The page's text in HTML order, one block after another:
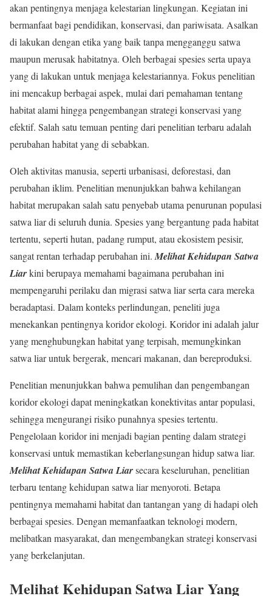
akan pentingnya menjaga kelestarian lingkungan. Kegiatan ini
bermanfaat bagi pendidikan, konservasi, dan pariwisata. Asalkan
di lakukan dengan etika yang baik tanpa mengganggu satwa
maupun merusak habitatnya. Oleh berbagai spesies serta upaya
yang di lakukan untuk menjaga kelestariannya. Fokus penelitian
ini mencakup berbagai aspek, mulai dari pemahaman tentang
habitat alami hingga pengembangan strategi konservasi yang
efektif. Salah satu temuan penting dari penelitian terbaru adalah
perubahan habitat yang di sebabkan.
Oleh aktivitas manusia, seperti urbanisasi, deforestasi, dan
perubahan iklim. Penelitian menunjukkan bahwa kehilangan
habitat merupakan salah satu penyebab utama penurunan populasi
satwa liar di seluruh dunia. Spesies yang bergantung pada habitat
tertentu, seperti hutan, padang rumput, atau ekosistem pesisir,
sangat rentan terhadap perubahan ini. Melihat Kehidupan Satwa
Liarkini berupaya memahami bagaimana perubahan ini
mempengaruhi perilaku dan migrasi satwa liar serta cara mereka
beradaptasi. Dalam konteks perlindungan, peneliti juga
menekankan pentingnya koridor ekologi. Koridor ini adalah jalur
yang menghubungkan habitat yang terpisah, memungkinkan
satwa liar untuk bergerak, mencari makanan, dan bereproduksi.
Penelitian menunjukkan bahwa pemulihan dan pengembangan
koridor ekologi dapat meningkatkan konektivitas antar populasi,
sehingga mengurangi risiko punahnya spesies tertentu.
Pengelolaan koridor ini menjadi bagian penting dalam strategi
konservasi untuk memastikan keberlangsungan hidup satwa liar.
Melihat Kehidupan Satwa Liarsecara keseluruhan, penelitian
terbaru tentang kehidupan satwa liar menyoroti. Betapa
pentingnya memahami habitat dan tantangan yang di hadapi oleh
berbagai spesies. Dengan memanfaatkan teknologi modern,
melibatkan masyarakat, dan mengembangkan strategi konservasi
yang berkelanjutan.
Melihat Kehidupan Satwa LiarYang